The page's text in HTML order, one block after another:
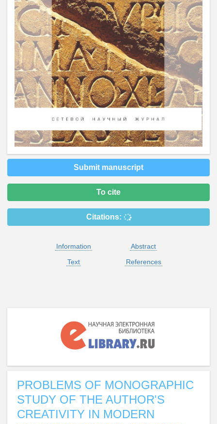
Submit manuscript
To cite
Citations:
Information
Abstract
Text
References
PROBLEMS OF MONOGRAPHIC
STUDY OF THE AUTHOR'S
CREATIVITY IN MODERN